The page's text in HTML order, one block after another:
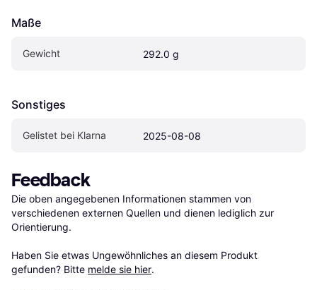
Maße
Gewicht 292.0 g
Sonstiges
Gelistet bei Klarna 2025-08-08
Feedback
Die oben angegebenen Informationen stammen von
verschiedenen externen Quellen und dienen lediglich zur
Orientierung.
Haben Sie etwas Ungewöhnliches an diesem Produkt
gefunden? Bitte melde sie hier.